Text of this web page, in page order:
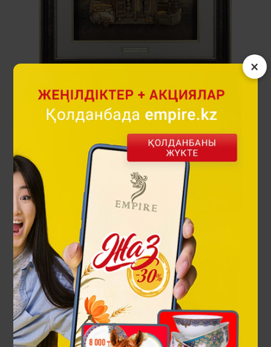
×
Қонақ келсе - құт келер панносы
96 000 ₸